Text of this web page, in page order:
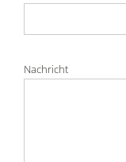
Nachricht